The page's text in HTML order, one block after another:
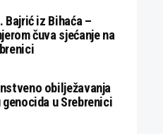
Bajrić iz Bihaća –
čuva sjećanje na
obilježavanja
u Srebrenici